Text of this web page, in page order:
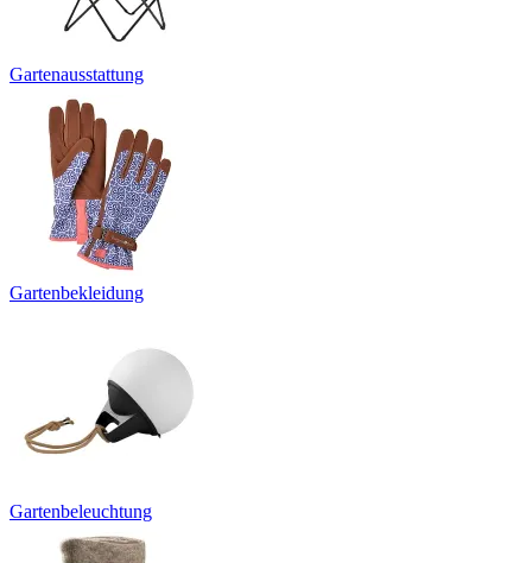
Gartenausstattung
Gartenbekleidung
Gartenbeleuchtung